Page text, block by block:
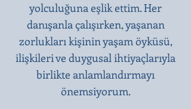
yolculuğuna eşlik ettim. Her
danışanla çalışırken, yaşanan
zorlukları kişinin yaşam öyküsü,
ilişkileri ve duygusal ihtiyaçlarıyla
birlikte anlamlandırmayı
önemsiyorum.